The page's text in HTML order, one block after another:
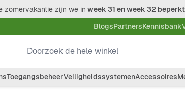
zomervakantie zijn we in week 31 en week 32
BlogsPartnersKennisbank
Doorzoek de hele winkel
ToegangsbeheerVeiligheidssystemenAccessoires